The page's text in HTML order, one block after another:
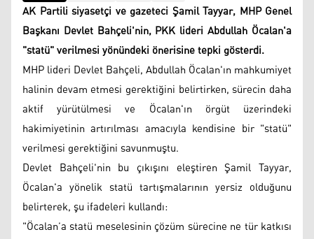
AK Partili siyasetçi ve gazeteci Şamil Tayyar, MHP Genel
Başkanı Devlet Bahçeli'nin, PKK lideri Abdullah Öcalan'a
"statü" verilmesi yönündeki önerisine tepki gösterdi.
MHP lideri Devlet Bahçeli, Abdullah Öcalan'ın mahkumiyet
halinin devam etmesi gerektiğini belirtirken, sürecin daha
aktif yürütülmesi ve Öcalan'ın örgüt üzerindeki
hakimiyetinin artırılması amacıyla kendisine bir "statü"
verilmesi gerektiğini savunmuştu.
Devlet Bahçeli'nin bu çıkışını eleştiren Şamil Tayyar,
Öcalan'a yönelik statü tartışmalarının yersiz olduğunu
belirterek, şu ifadeleri kullandı:
"Öcalan’a statü meselesinin çözüm sürecine ne tür katkısı